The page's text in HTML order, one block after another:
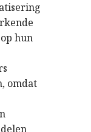
hun
omdat